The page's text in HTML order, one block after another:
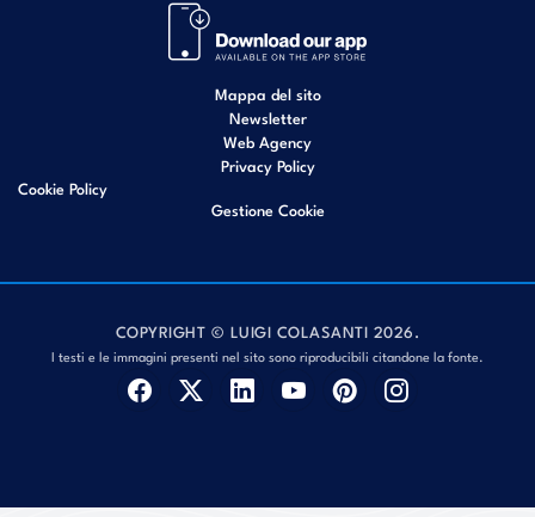
Mappa del sito
Newsletter
Web Agency
Privacy Policy
Cookie Policy
Gestione Cookie
COPYRIGHT © LUIGI COLASANTI 2026.
I testi e le immagini presenti nel sito sono riproducibili citandone la fonte.